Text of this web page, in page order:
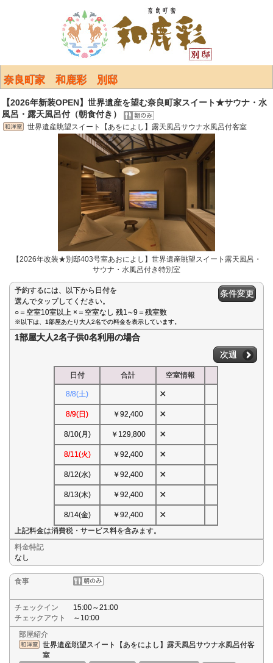
奈良町家 和鹿彩 別邸
【2026年新装OPEN】世界遺産を望む奈良町家スイート★サウナ・水
風呂・露天風呂付（朝食付き）
世界遺産眺望スイート【あをによし】露天風呂サウナ水風呂付客室
【2026年改装★別邸403号室あおによし】世界遺産眺望スイート露天風呂・
サウナ・水風呂付き特別室
予約するには、以下から日付を
選んでタップしてください。
○＝空室10室以上 ×＝空室なし 残1∼9＝残室数
条件変更
※以下は、1部屋あたり大人2名での料金を表示しています。
1部屋大人2名子供0名利用の場合
次週
日付 合計 空室情報
8/8(土) ×
8/9(日) ￥92,400 ×
8/10(月) ￥129,800 ×
8/11(火) ￥92,400 ×
8/12(水) ￥92,400 ×
8/13(木) ￥92,400 ×
8/14(金) ￥92,400 ×
上記料金は消費税・サービス料を含みます。
料金特記
なし
食事
チェックイン
15:00～21:00
チェックアウト
～10:00
部屋紹介
世界遺産眺望スイート【あをによし】露天風呂サウナ水風呂付客
室